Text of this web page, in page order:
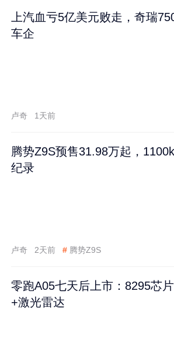
上汽血亏5亿美元败走，奇瑞
车企
卢奇 1天前
腾势Z9S预售31.98万起，
纪录
卢奇 2天前 # 腾势Z9S
零跑A05七天后上市：8295芯
+激光雷达